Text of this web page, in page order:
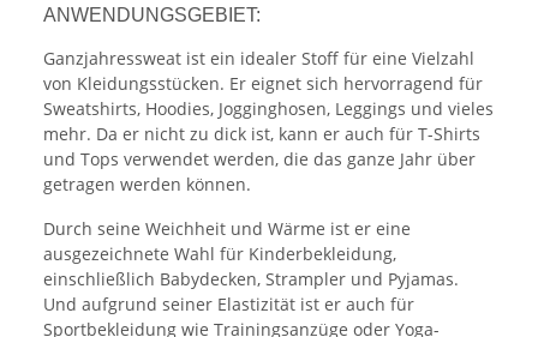
ANWENDUNGSGEBIET:
Ganzjahressweat ist ein idealer Stoff für eine Vielzahl
von Kleidungsstücken. Er eignet sich hervorragend für
Sweatshirts, Hoodies, Jogginghosen, Leggings und vieles
mehr. Da er nicht zu dick ist, kann er auch für T-Shirts
und Tops verwendet werden, die das ganze Jahr über
getragen werden können.
Durch seine Weichheit und Wärme ist er eine
ausgezeichnete Wahl für Kinderbekleidung,
einschließlich Babydecken, Strampler und Pyjamas.
Und aufgrund seiner Elastizität ist er auch für
Sportbekleidung wie Trainingsanzüge oder Yoga-